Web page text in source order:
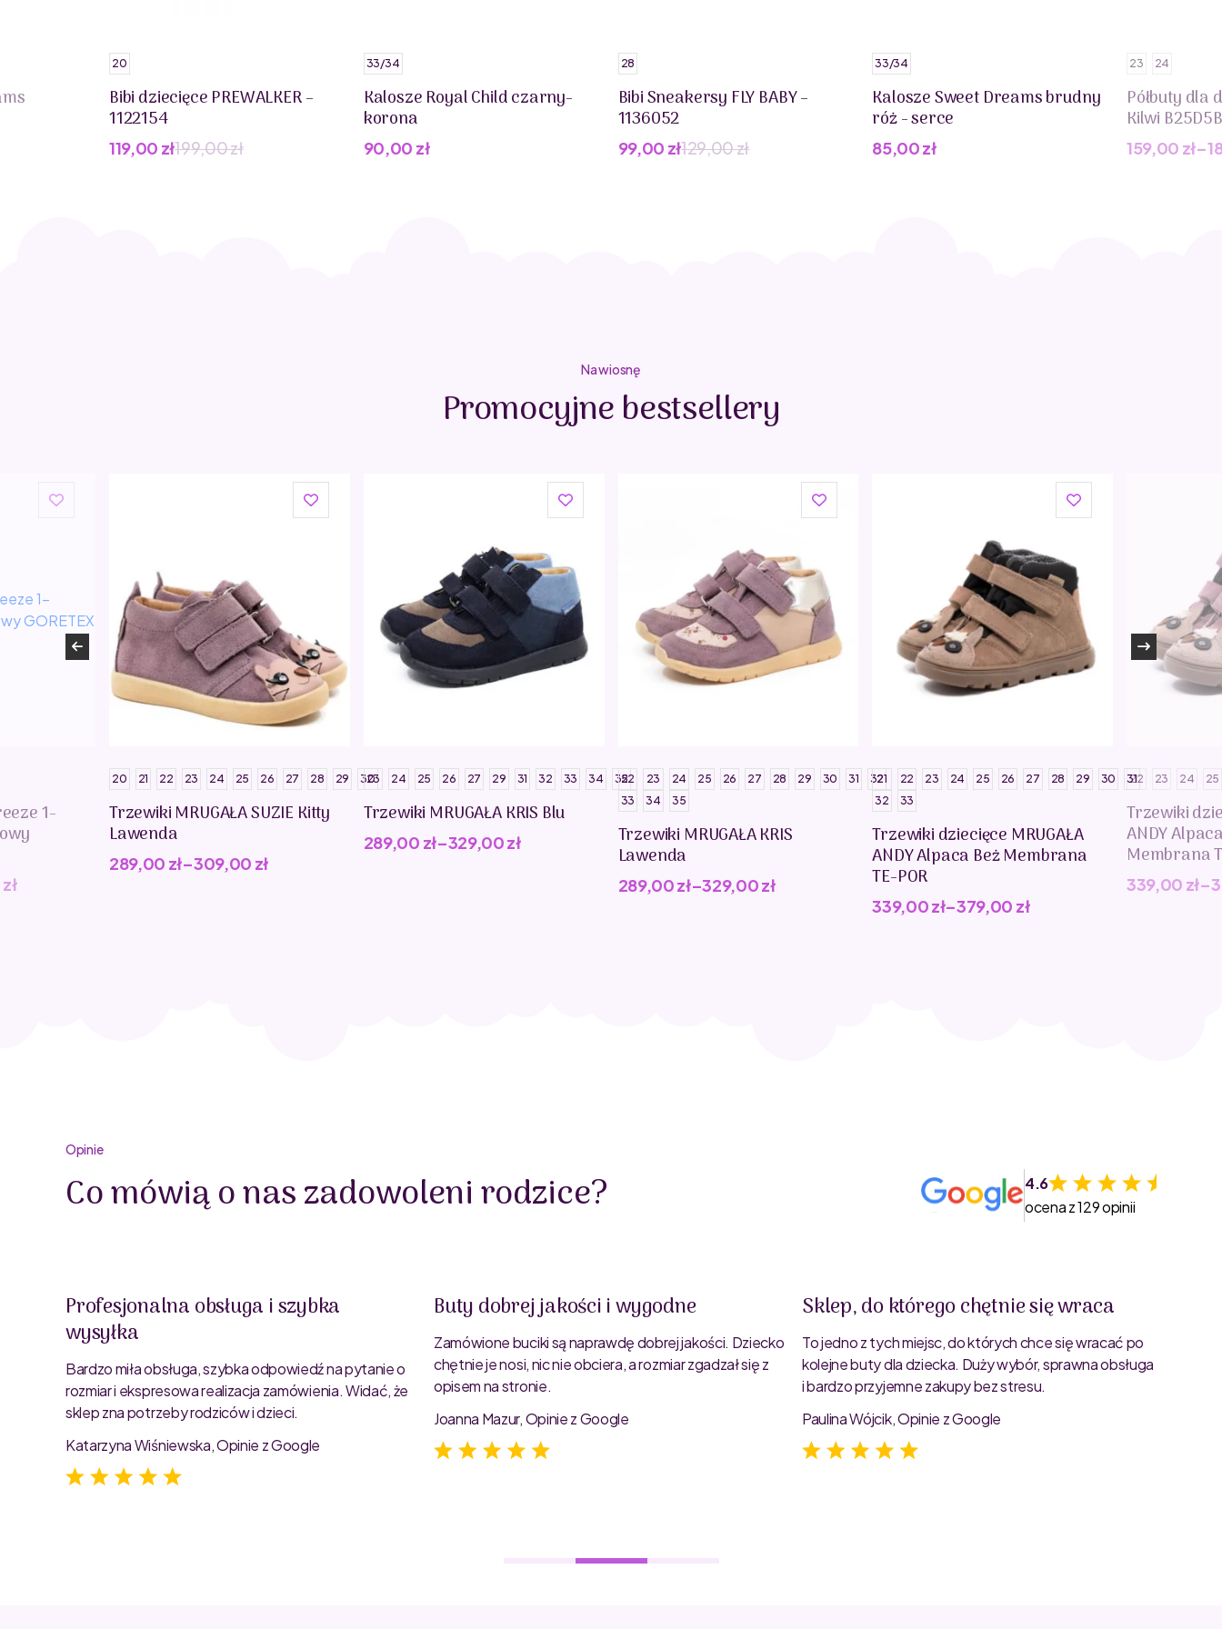
20
Bibi dziecięce PREWALKER –
1122154
199,00zł
Pierwotna
119,00 zł
Aktualna
33/34
Kalosze Royal Child czarny-
korona
90,00 zł
28
Bibi Sneakersy FLY BABY –
1136052
129,00zł
Pierwotna
99,00 zł
Aktualna
33/34
Kalosze Sweet Dreams brudny
róż - serce
85,00zł
23 24
Półbuty dla
Kilwi B25D5B
159,00 zł–
Na wiosnę
Promocyjne bestsellery
1-
zł
20 21 22 23 24 25 26 27 28 29 30
Trzewiki MRUGAŁA SUZIE Kitty
Lawenda
289,00 zł–309,00 zł
23 24 25 26 27 29 31 32 33 34 35
Trzewiki MRUGAŁA KRIS Blu
289,00 zł–329,00zł
22 23 24 25 26 27 28 29 30 31
32
33
34 35
Trzewiki MRUGAŁA KRIS
Lawenda
289,00zł–329,00zł
21 22 23 24 25 26 27 28 29 30
31
32
33
Trzewiki dziecięce MRUGAŁA
ANDY Alpaca Beż Membrana
TE-POR
339,00zł–379,00 zł
22 23 24 25
Trzewiki
ANDY
Membrana
339,00 zł–
Opinie
Co mówią o nas zadowoleni rodzice?
4.6
ocena z 129 opinii
Profesjonalna obsługa i szybka
wysyłka
Bardzo miła obsługa, szybka odpowiedź na pytanie o
rozmiar i ekspresowa realizacja zamówienia. Widać, że
sklep zna potrzeby rodziców i dzieci.
Katarzyna Wiśniewska, Opinie z Google
Buty dobrej jakości i wygodne
Zamówione buciki są naprawdę dobrej jakości. Dziecko
chętnie je nosi, nic nie obciera, a rozmiar zgadzał się z
opisem na stronie.
Joanna Mazur, Opinie z Google
Sklep, do którego chętnie się wraca
To jedno z tych miejsc, do których chce się wracać po
kolejne buty dla dziecka. Duży wybór, sprawna obsługa
i bardzo przyjemne zakupy bez stresu.
Paulina Wójcik, Opinie z Google